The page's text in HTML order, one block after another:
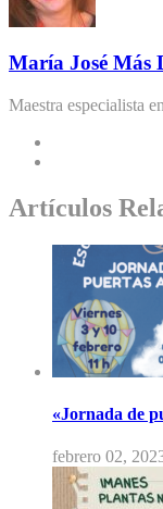
María José Más
Maestra especialista
Artículos
«Jornada de
febrero 02,